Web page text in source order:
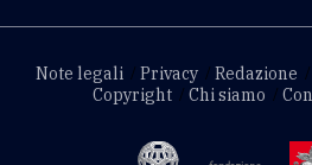
Note legali Privacy Redazione
Copyright
Chi siamo